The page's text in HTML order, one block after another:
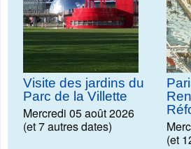
Visite des jardins du
Parc de la Villette
Mercredi 05 août 2026
(et 7 autres dates)
(et